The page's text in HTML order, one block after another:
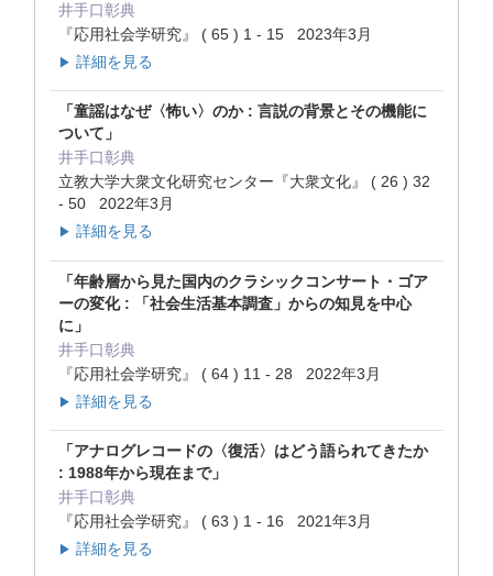
井手口彰典
『応用社会学研究』 ( 65 ) 1 - 15 2023年3月
▶ 詳細を見る
「童謡はなぜ〈怖い〉のか : 言説の背景とその機能に
ついて」
井手口彰典
立教大学大衆文化研究センター『大衆文化』 ( 26 ) 32
- 50 2022年3月
▶ 詳細を見る
「年齢層から見た国内のクラシックコンサート・ゴア
ーの変化 : 「社会生活基本調査」からの知見を中心
に」
井手口彰典
『応用社会学研究』 ( 64 ) 11 - 28 2022年3月
▶ 詳細を見る
「アナログレコードの〈復活〉はどう語られてきたか
: 1988年から現在まで」
井手口彰典
『応用社会学研究』 ( 63 ) 1 - 16 2021年3月
▶ 詳細を見る